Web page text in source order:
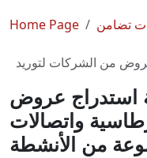
Home Page تضامن
من الشركات لتوريد
استدراج عروض
واتصالات
من الأنشطة